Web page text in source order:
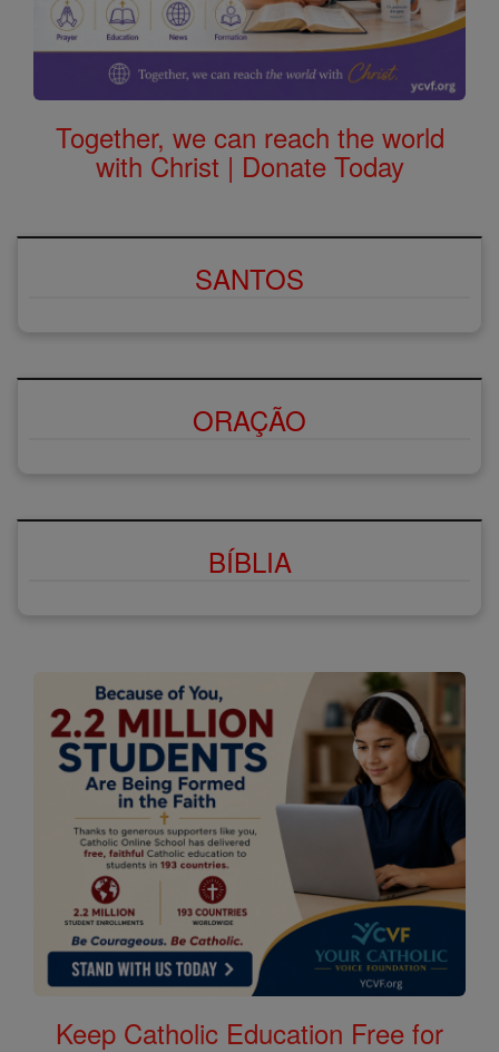
Together, we can reach the world
with Christ | Donate Today
SANTOS
ORAÇÃO
BÍBLIA
Keep Catholic Education Free for